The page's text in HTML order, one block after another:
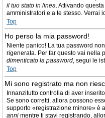
il tuo stato in linea. Attivando
amministratori e a te stesso. Verrai
Top
Ho perso la mia password!
Niente panico! La tua password
rigenerata. Per far questo vai nella
dimenticato la password, segui le
Top
Mi sono registrato ma non
Innanzitutto controlla di aver
Se sono corretti, allora possono
supporto «registrazione minore» è
anni mentre ti stavi registrando,